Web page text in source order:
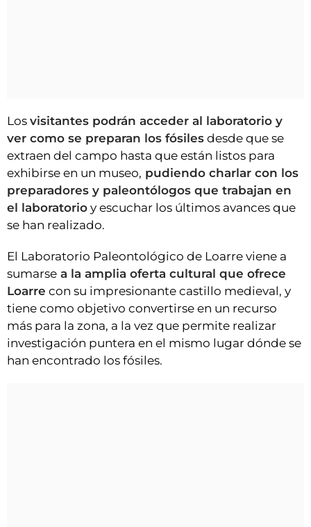
Los visitantes podrán acceder al laboratorio y
ver como se preparan los fósiles desde que se
extraen del campo hasta que están listos para
exhibirse en un museo, pudiendo charlar con los
preparadores y paleontólogos que trabajan en
el laboratorio y escuchar los últimos avances que
se han realizado.
El Laboratorio Paleontológico de Loarre viene a
sumarse a la amplia oferta cultural que ofrece
Loarre con su impresionante castillo medieval, y
tiene como objetivo convertirse en un recurso
más para la zona, a la vez que permite realizar
investigación puntera en el mismo lugar dónde se
han encontrado los fósiles.